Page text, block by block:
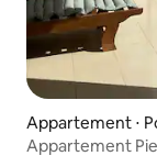
Appartement ⋅